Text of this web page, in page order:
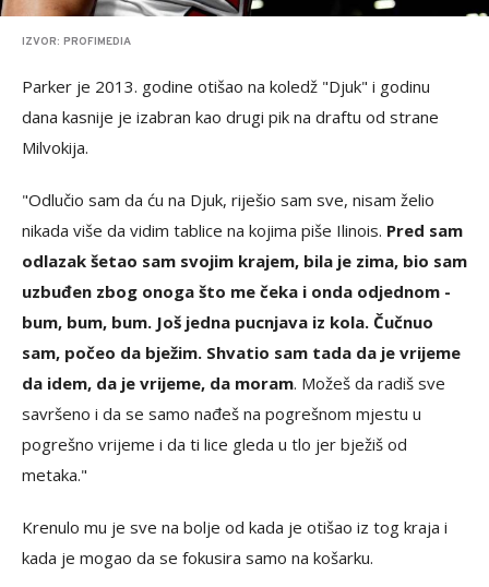
IZVOR: PROFIMEDIA
Parker je 2013. godine otišao na koledž "Djuk" i godinu
dana kasnije je izabran kao drugi pik na draftu od strane
Milvokija.
"Odlučio sam da ću na Djuk, riješio sam sve, nisam želio
nikada više da vidim tablice na kojima piše Ilinois. Pred sam
odlazak šetao sam svojim krajem, bila je zima, bio sam
uzbuđen zbog onoga što me čeka i onda odjednom -
bum, bum, bum. Još jedna pucnjava iz kola. Čučnuo
sam, počeo da bježim. Shvatio sam tada da je vrijeme
da idem, da je vrijeme, da moram. Možeš da radiš sve
savršeno i da se samo nađeš na pogrešnom mjestu u
pogrešno vrijeme i da ti lice gleda u tlo jer bježiš od
metaka."
Krenulo mu je sve na bolje od kada je otišao iz tog kraja i
kada je mogao da se fokusira samo na košarku.